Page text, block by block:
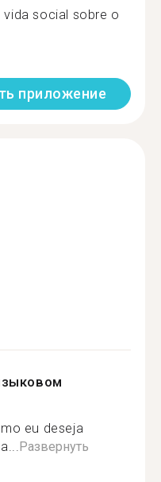
vida social sobre o
приложение
eu deseja
Развернуть